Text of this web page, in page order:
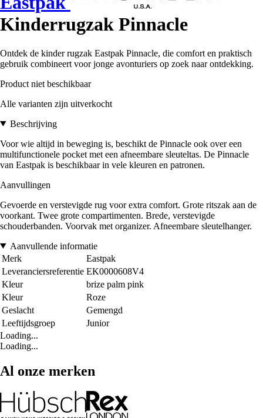
Kinderrugzak Pinnacle
Ontdek de kinder rugzak Eastpak Pinnacle, die comfort en praktisch
gebruik combineert voor jonge avonturiers op zoek naar ontdekking.
Product niet beschikbaar
Alle varianten zijn uitverkocht
Beschrijving
Voor wie altijd in beweging is, beschikt de Pinnacle ook over een
multifunctionele pocket met een afneembare sleuteltas. De Pinnacle
van Eastpak is beschikbaar in vele kleuren en patronen.
Aanvullingen
Gevoerde en verstevigde rug voor extra comfort. Grote ritszak aan de
voorkant. Twee grote compartimenten. Brede, verstevigde
schouderbanden. Voorvak met organizer. Afneembare sleutelhanger.
Aanvullende informatie
Merk
Eastpak
Leveranciersreferentie EK0000608V4
Kleur
brize palm pink
Kleur
Roze
Geslacht
Gemengd
Leeftijdsgroep
Junior
Loading...
Loading...
Al onze merken